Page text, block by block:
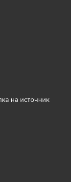
на источник